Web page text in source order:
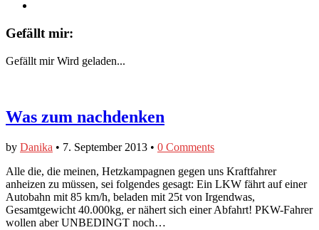
Gefällt mir:
Gefällt mir Wird geladen...
Was zum nachdenken
by Danika • 7. September 2013 • 0 Comments
Alle die, die meinen, Hetzkampagnen gegen uns Kraftfahrer
anheizen zu müssen, sei folgendes gesagt: Ein LKW fährt auf einer
Autobahn mit 85 km/h, beladen mit 25t von Irgendwas,
Gesamtgewicht 40.000kg, er nähert sich einer Abfahrt! PKW-Fahrer
wollen aber UNBEDINGT noch…